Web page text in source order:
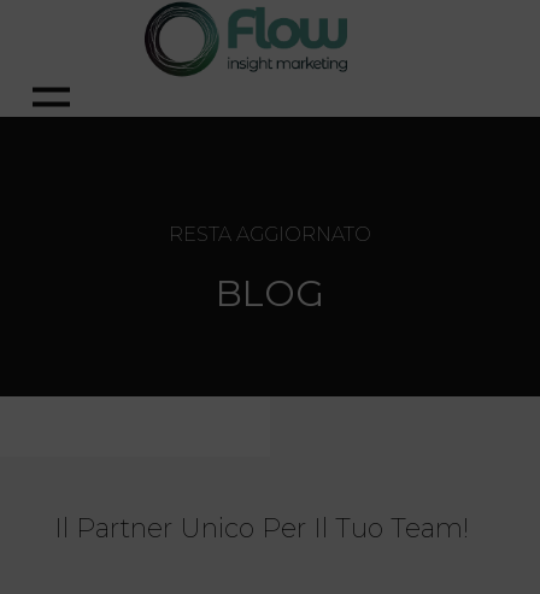
RESTA AGGIORNATO
BLOG
Il Partner Unico Per Il Tuo Team!